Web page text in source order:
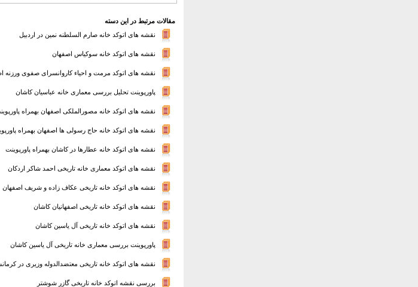
مقالات مرتبط در این دسته
نقشه های اتوکد خانه صارم السلطنه نمین در اردبیل
نقشه های اتوکد خانه سوکیاس اصفهان
نقشه های اتوکد مرمت و احیاء کاروانسرای صفوی ورزنه
پاورپوینت تحلیل بررسی معماری خانه عباسیان کاشان
نقشه های اتوکد خانه مصورالملکی اصفهان بهمراه
نقشه های اتوکد خانه حاج رسولی ها اصفهان بهمراه
نقشه های اتوکد خانه عطارها در کاشان بهمراه پاورپوینت
نقشه های اتوکد معماری خانه تاریخی احمد شاکر اردکان
نقشه های اتوکد خانه تاریخی عکاف زاده و شریف اصفهان
نقشه های اتوکد خانه تاریخی اصفهانیان کاشان
نقشه های اتوکد خانه تاریخی آل یاسین کاشان
پاورپوینت بررسی معماری خانه تاریخی آل یاسین کاشان
نقشه های اتوکد خانه تاریخی معتضدالدوله وزيری در
بررسی نقشه اتوکد خانه تاریخی گازر شوشتر